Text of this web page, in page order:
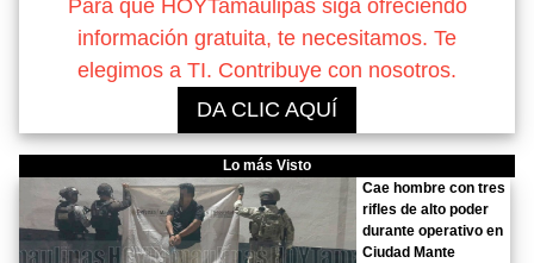
Para que HOYTamaulipas siga ofreciendo
información gratuita, te necesitamos. Te
elegimos a TI. Contribuye con nosotros.
DA CLIC AQUÍ
Lo más Visto
Cae hombre con tres
rifles de alto poder
durante operativo en
Ciudad Mante